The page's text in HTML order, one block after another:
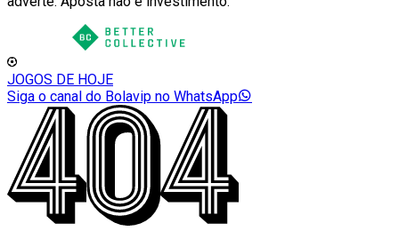
JOGOS DE HOJE
Siga o canal do Bolavip no WhatsApp